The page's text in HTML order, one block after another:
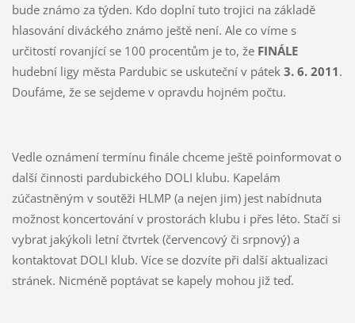
bude známo za týden. Kdo doplní tuto trojici na základě
hlasování diváckého známo ještě není. Ale co víme s
určitostí rovanjící se 100 procentům je to, že FINÁLE
hudební ligy města Pardubic se uskuteční v pátek 3. 6. 2011.
Doufáme, že se sejdeme v opravdu hojném počtu.
Vedle oznámení termínu finále chceme ještě poinformovat o
další činnosti pardubického DOLI klubu. Kapelám
zúčastněným v soutěži HLMP (a nejen jim) jest nabídnuta
možnost koncertování v prostorách klubu i přes léto. Stačí si
vybrat jakýkoli letní čtvrtek (červencový či srpnový) a
kontaktovat DOLI klub. Více se dozvíte při další aktualizaci
stránek. Nicméně poptávat se kapely mohou již teď.